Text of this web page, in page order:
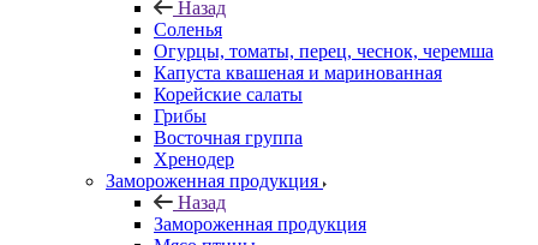
Назад
Соленья
Огурцы, томаты, перец, чеснок, черемша
Капуста квашеная и маринованная
Корейские салаты
Грибы
Восточная группа
Хренодер
Замороженная продукция
Назад
Замороженная продукция